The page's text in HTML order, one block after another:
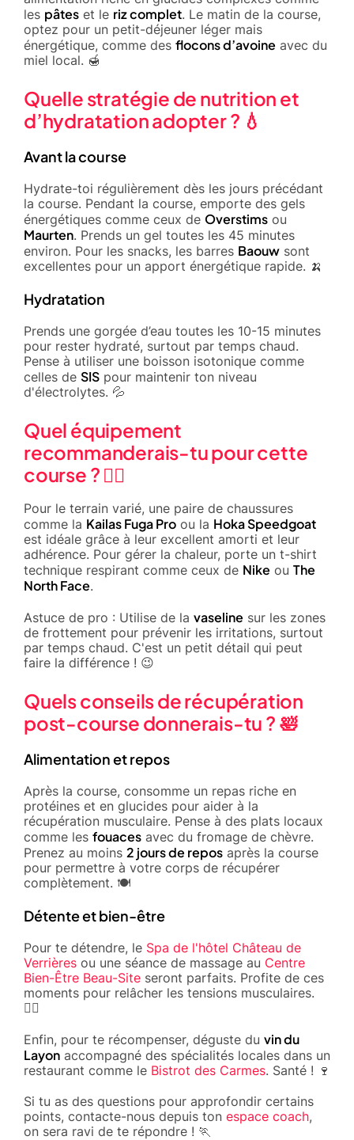
les pâtes et le riz complet. Le matin de la course,
optez pour un petit-déjeuner léger mais
énergétique, comme des flocons d’avoine avec du
miel local. 🍯
Quelle stratégie de nutrition et
d’hydratation adopter ? 💧
Avant la course
Hydrate-toi régulièrement dès les jours précédant
la course. Pendant la course, emporte des gels
énergétiques comme ceux de Overstims ou
Maurten. Prends un gel toutes les 45 minutes
environ. Pour les snacks, les barres Baouw sont
excellentes pour un apport énergétique rapide. 🍌
Hydratation
Prends une gorgée d’eau toutes les 10-15 minutes
pour rester hydraté, surtout par temps chaud.
Pense à utiliser une boisson isotonique comme
celles de SIS pour maintenir ton niveau
d'électrolytes. 💦
Quel équipement
recommanderais-tu pour cette
course ? 🏃‍♂️
Pour le terrain varié, une paire de chaussures
comme la Kailas Fuga Pro ou la Hoka Speedgoat
est idéale grâce à leur excellent amorti et leur
adhérence. Pour gérer la chaleur, porte un t-shirt
technique respirant comme ceux de Nike ou The
North Face.
Astuce de pro : Utilise de la vaseline sur les zones
de frottement pour prévenir les irritations, surtout
par temps chaud. C'est un petit détail qui peut
faire la différence ! 😉
Quels conseils de récupération
post-course donnerais-tu ? 🛀
Alimentation et repos
Après la course, consomme un repas riche en
protéines et en glucides pour aider à la
récupération musculaire. Pense à des plats locaux
comme les fouaces avec du fromage de chèvre.
Prenez au moins 2 jours de repos après la course
pour permettre à votre corps de récupérer
complètement. 🍽️
Détente et bien-être
Pour te détendre, le ​Spa de l'hôtel Château de
Verrières ou une séance de massage au ​Centre
Bien-Être Beau-Site seront parfaits. Profite de ces
moments pour relâcher les tensions musculaires.
🧖‍♂️
Enfin, pour te récompenser, déguste du vin du
Layon accompagné des spécialités locales dans un
restaurant comme le ​Bistrot des Carmes. Santé ! 🍷
Si tu as des questions pour approfondir certains
points, contacte-nous depuis ton espace coach,
on sera ravi de te répondre ! 🏃